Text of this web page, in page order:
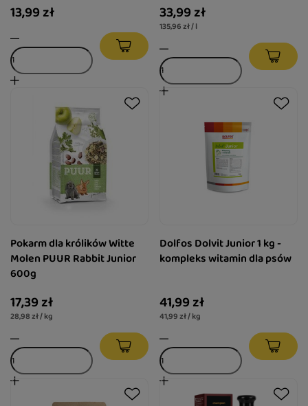
13,99 zł 33,99 zł
135,96 zł / l
Pokarm dla królików Witte
Molen PUUR Rabbit Junior
600g
17,39 zł
28,98 zł / kg
Dolfos Dolvit Junior 1 kg -
kompleks witamin dla psów
41,99 zł
41,99 zł / kg